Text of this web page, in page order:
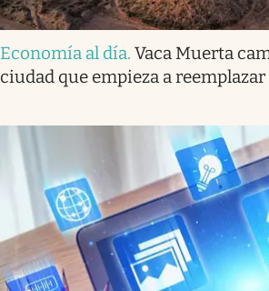
Economía al día. Vaca Muerta
ciudad que empieza a reemplazar